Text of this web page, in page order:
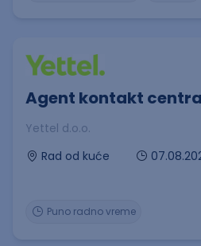
Agent kontakt
Yettel d.o.o.
Rad od kuće
Puno radno vreme